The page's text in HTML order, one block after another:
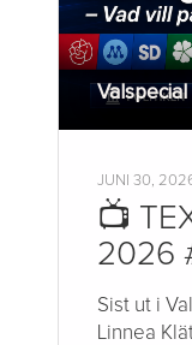
JUNI 30,
📺
2026
Sist ut i
Linnea